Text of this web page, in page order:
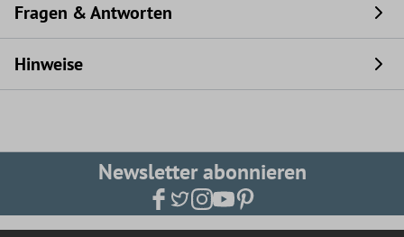
Fragen & Antworten
Hinweise
Newsletter abonnieren